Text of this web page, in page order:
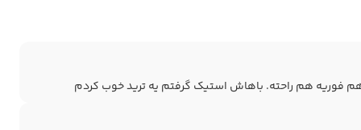
فوریه هم راحته. باهاش استیک گرفتم یه ترید خوب کردم